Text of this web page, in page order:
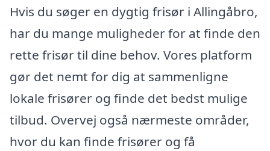
Hvis du søger en dygtig frisør i Allingåbro,
har du mange muligheder for at finde den
rette frisør til dine behov. Vores platform
gør det nemt for dig at sammenligne
lokale frisører og finde det bedst mulige
tilbud. Overvej også nærmeste områder,
hvor du kan finde frisører og få